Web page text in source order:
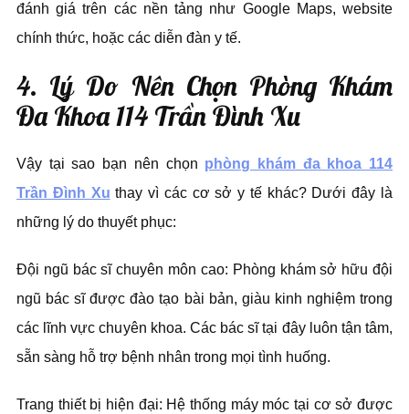
đánh giá trên các nền tảng như Google Maps, website
chính thức, hoặc các diễn đàn y tế.
4. Lý Do Nên Chọn Phòng Khám
Đa Khoa 114 Trần Đình Xu
Vậy tại sao bạn nên chọn phòng khám đa khoa 114
Trần Đình Xu thay vì các cơ sở y tế khác? Dưới đây là
những lý do thuyết phục:
Đội ngũ bác sĩ chuyên môn cao: Phòng khám sở hữu đội
ngũ bác sĩ được đào tạo bài bản, giàu kinh nghiệm trong
các lĩnh vực chuyên khoa. Các bác sĩ tại đây luôn tận tâm,
sẵn sàng hỗ trợ bệnh nhân trong mọi tình huống.
Trang thiết bị hiện đại: Hệ thống máy móc tại cơ sở được